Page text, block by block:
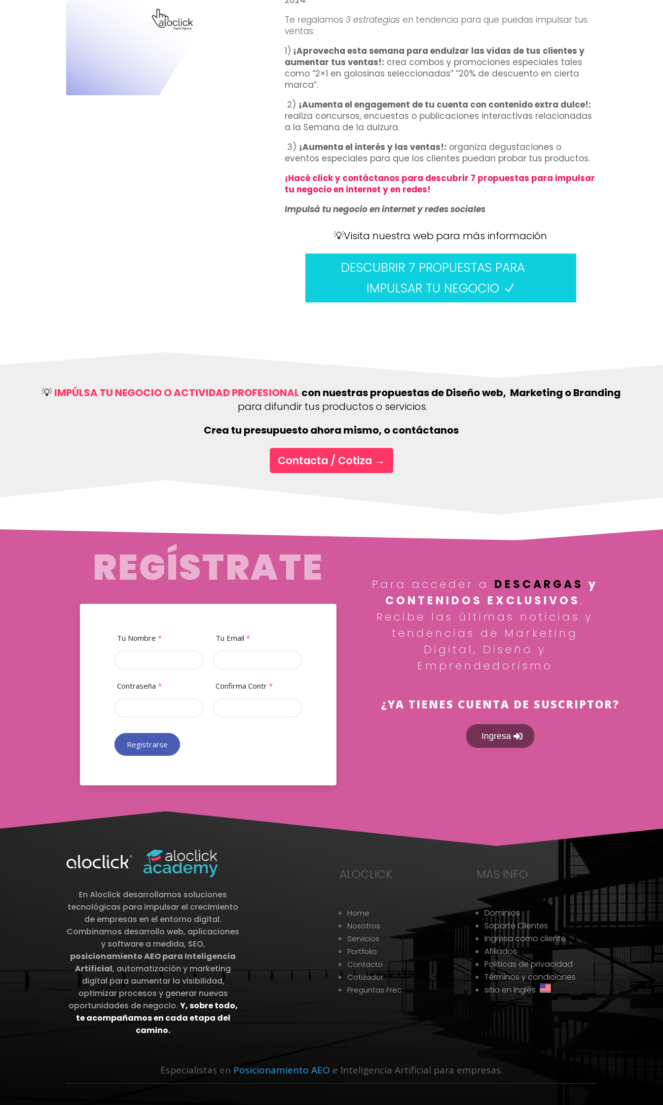
Te regalamos3 estrategias en tendencia para que puedas impulsar tus
ventas:
1) ¡Aprovecha esta semana para endulzar las vidas de tus clientes y
aumentar tus ventas!: crea combos y promociones especiales tales
como “2×1 en golosinas seleccionadas” “20% de descuento en cierta
marca”.
2) ¡Aumenta el engagement de tu cuenta con contenido extra dulce!:
realiza concursos, encuestas o publicaciones interactivas relacionadas
a la Semana de la dulzura.
3) ¡Aumenta el interés y las ventas!: organiza degustaciones o
eventos especiales para que los clientes puedan probar tus productos.
¡Hacé click y contáctanos para descubrir 7 propuestas para impulsar
tu negocio en internet y en redes!
Impulsá tu negocio en internet y redes sociales
💡Visita nuestra web para más información
DESCUBRIR 7 PROPUESTAS PARA
IMPULSAR TU NEGOCIO
💡 IMPÚLSA TU NEGOCIO O ACTIVIDAD PROFESIONAL con nuestras propuestas de Diseño web, Marketing o Branding
para difundir tus productos o servicios.
Crea tu presupuesto ahora mismo, o contáctanos
Contacta / Cotiza →
REGÍSTRATE
Tu Nombre * Tu Email *
Contraseña * Confirma Contr *
Registrarse
Para acceder a DESCARGAS y
CONTENIDOS EXCLUSIVOS .
Recibe las últimas noticias y
tendencias de Marketing
Digital, Diseño y
Emprendedorismo
¿YA TIENES CUENTA DE SUSCRIPTOR?
Ingresa
En Aloclick desarrollamos soluciones
tecnológicas para impulsar el crecimiento
de empresas en el entorno digital.
Combinamos desarrollo web, aplicaciones
y software a medida, SEO,
posicionamiento AEO para Inteligencia
Artificial, automatización y marketing
digital para aumentar la visibilidad,
optimizar procesos y generar nuevas
oportunidades de negocio. Y, sobre todo,
te acompañamos en cada etapa del
camino.
ALOCLICK
Home
Nosotros
Servicios
Portfolio
Contacto
Cotizador
Preguntas Frec.
MAS INFO
Dominios
Soporte Clientes
Ingresa como cliente
Afiliados
Políticas de privacidad
Términos y condiciones
sitio en Inglés
Especialistas en Posicionamiento AEO e Inteligencia Artificial para empresas.